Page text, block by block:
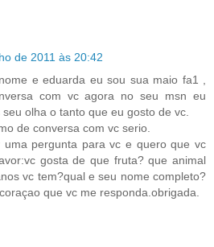
de 2011 às 20:42
e eduarda eu sou sua maio fa1 ,
com vc agora no seu msn eu
olha o tanto que eu gosto de vc.
de conversa com vc serio.
pergunta para vc e quero que vc
gosta de que fruta? que animal
vc tem?qual e seu nome completo?
que vc me responda.obrigada.